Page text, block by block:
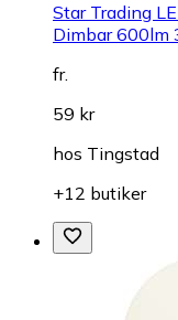
Star Trading
Dimbar 600lm
fr.
59 kr
hos Tingstad
+12 butiker